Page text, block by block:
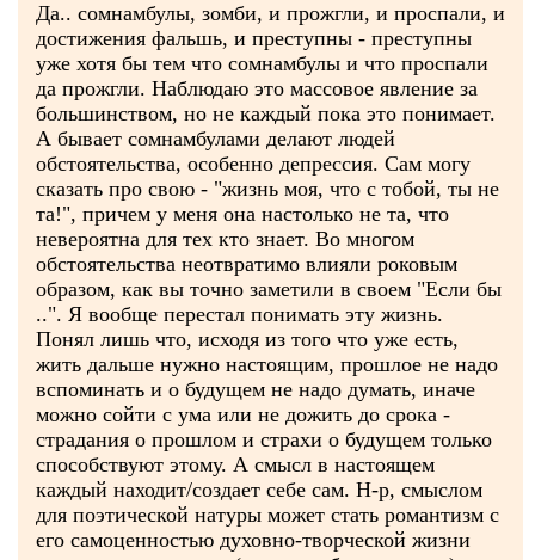
Да.. сомнамбулы, зомби, и прожгли, и проспали, и
достижения фальшь, и преступны - преступны
уже хотя бы тем что сомнамбулы и что проспали
да прожгли. Наблюдаю это массовое явление за
большинством, но не каждый пока это понимает.
А бывает сомнамбулами делают людей
обстоятельства, особенно депрессия. Сам могу
сказать про свою - "жизнь моя, что с тобой, ты не
та!", причем у меня она настолько не та, что
невероятна для тех кто знает. Во многом
обстоятельства неотвратимо влияли роковым
образом, как вы точно заметили в своем "Если бы
..". Я вообще перестал понимать эту жизнь.
Понял лишь что, исходя из того что уже есть,
жить дальше нужно настоящим, прошлое не надо
вспоминать и о будущем не надо думать, иначе
можно сойти с ума или не дожить до срока -
страдания о прошлом и страхи о будущем только
способствуют этому. А смысл в настоящем
каждый находит/создает себе сам. Н-р, смыслом
для поэтической натуры может стать романтизм с
его самоценностью духовно-творческой жизни